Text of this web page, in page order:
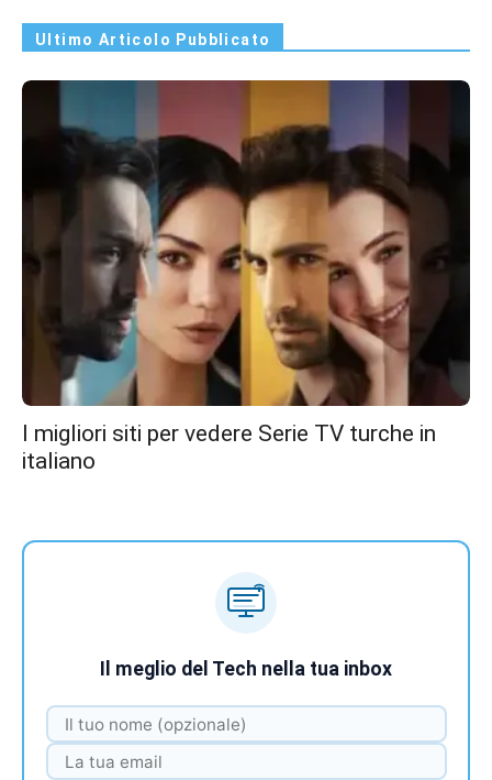
Ultimo Articolo Pubblicato
I migliori siti per vedere Serie TV turche in
italiano
Il meglio del Tech nella tua inbox